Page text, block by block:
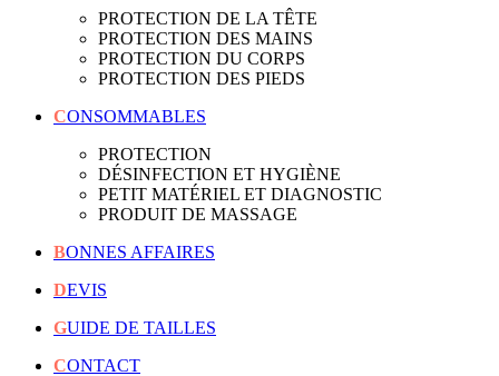
PROTECTION DE LA TÊTE
PROTECTION DES MAINS
PROTECTION DU CORPS
PROTECTION DES PIEDS
CONSOMMABLES
PROTECTION
DÉSINFECTION ET HYGIÈNE
PETIT MATÉRIEL ET DIAGNOSTIC
PRODUIT DE MASSAGE
BONNES AFFAIRES
DEVIS
GUIDE DE TAILLES
CONTACT